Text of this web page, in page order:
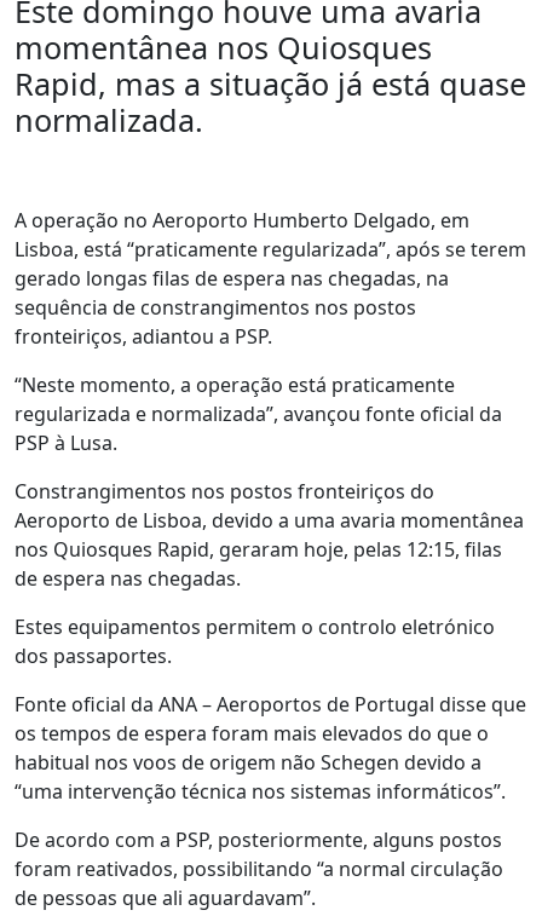
Este domingo houve uma avaria
momentânea nos Quiosques
Rapid, mas a situação já está quase
normalizada.
A operação no Aeroporto Humberto Delgado, em
Lisboa, está “praticamente regularizada”, após se terem
gerado longas filas de espera nas chegadas, na
sequência de constrangimentos nos postos
fronteiriços, adiantou a PSP.
“Neste momento, a operação está praticamente
regularizada e normalizada”, avançou fonte oficial da
PSP à Lusa.
Constrangimentos nos postos fronteiriços do
Aeroporto de Lisboa, devido a uma avaria momentânea
nos Quiosques Rapid, geraram hoje, pelas 12:15, filas
de espera nas chegadas.
Estes equipamentos permitem o controlo eletrónico
dos passaportes.
Fonte oficial da ANA – Aeroportos de Portugal disse que
os tempos de espera foram mais elevados do que o
habitual nos voos de origem não Schegen devido a
“uma intervenção técnica nos sistemas informáticos”.
De acordo com a PSP, posteriormente, alguns postos
foram reativados, possibilitando “a normal circulação
de pessoas que ali aguardavam”.